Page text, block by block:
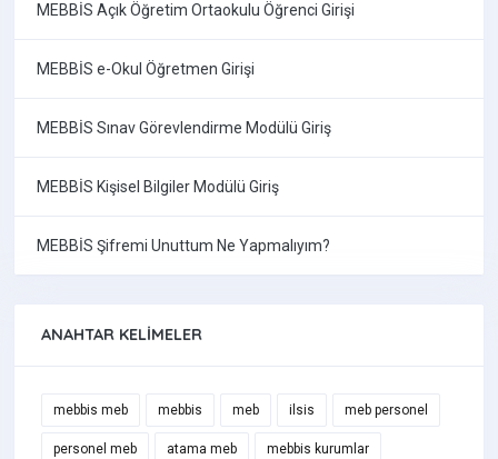
MEBBİS Açık Öğretim Ortaokulu Öğrenci Girişi
MEBBİS e-Okul Öğretmen Girişi
MEBBİS Sınav Görevlendirme Modülü Giriş
MEBBİS Kişisel Bilgiler Modülü Giriş
MEBBİS Şifremi Unuttum Ne Yapmalıyım?
ANAHTAR KELIMELER
mebbis meb mebbis meb ilsis meb personel
personel meb atama meb mebbis kurumlar